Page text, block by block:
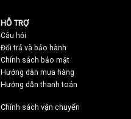
HỖ TRỢ
Câu hỏi
Đổi trả và bảo hành
Chính sách bảo mật
Hướng dẫn mua hàng
Hướng dẫn thanh toán
Chính sách vận chuyển